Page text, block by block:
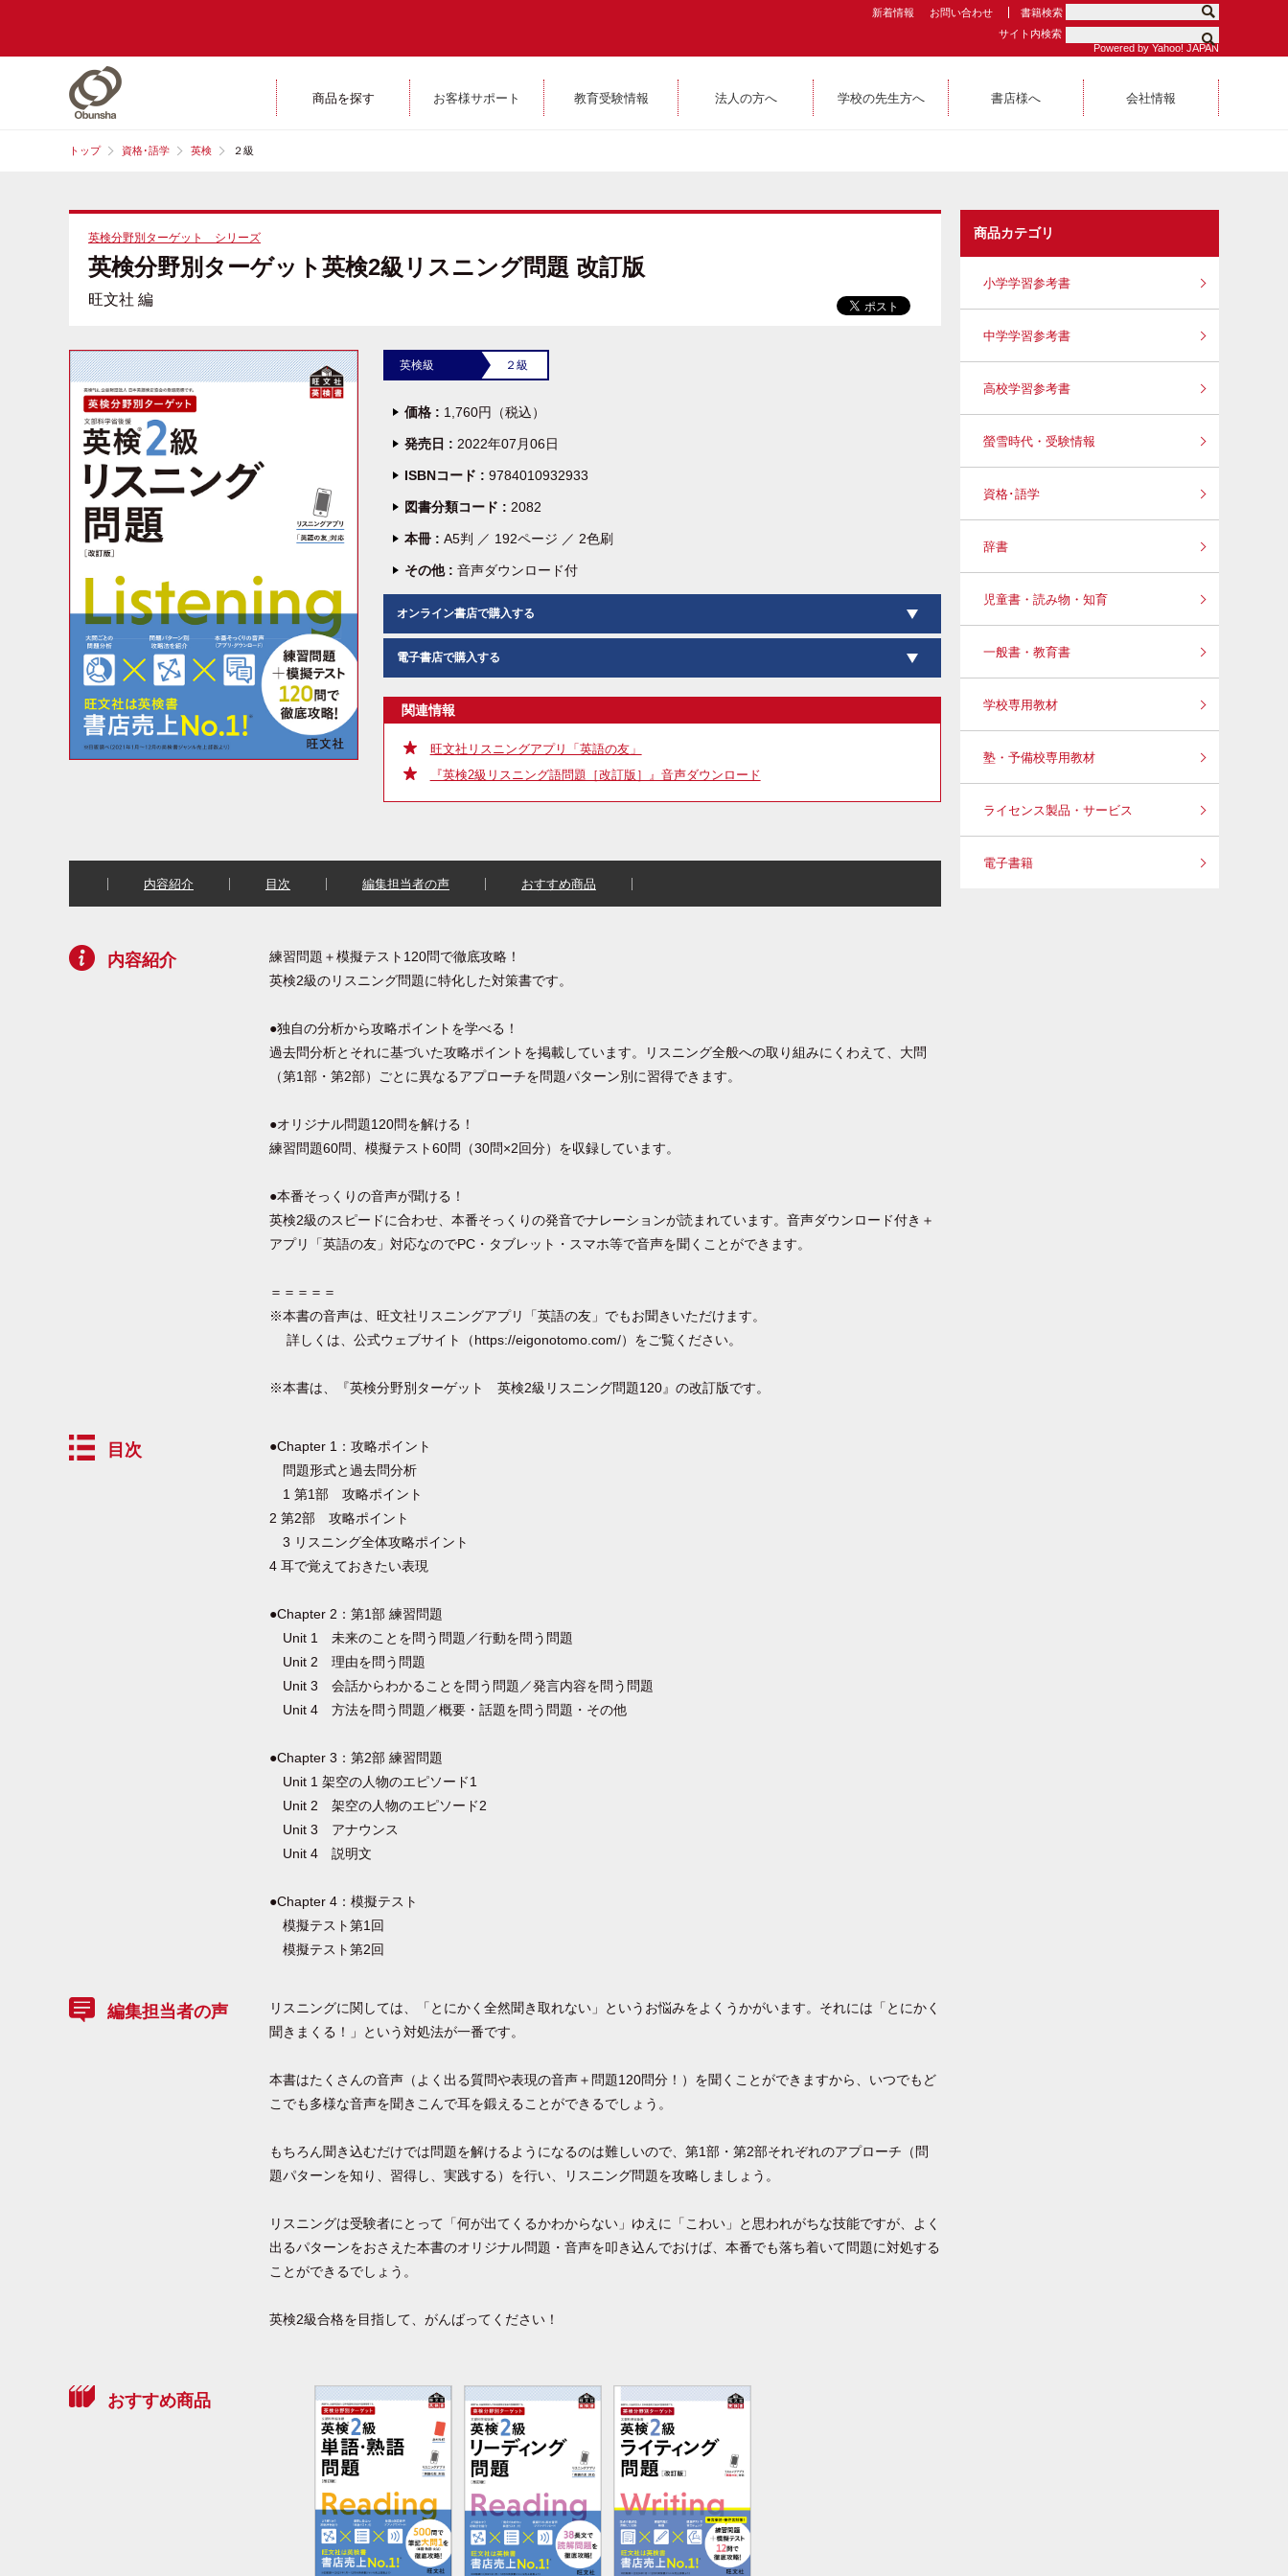
新着情報 お問い合わせ
書籍検索
サイト内検索
Powered by Yahoo! JAPAN
商品を探す お客様サポート 教育受験情報 法人の方へ 学校の先生方へ 書店様へ 会社情報
トップ 資格･語学 英検 ２級
英検分野別ターゲット シリーズ
英検分野別ターゲット英検2級リスニング問題 改訂版
旺文社 編
英検級 ２級
価格 : 1,760円（税込）
発売日 : 2022年07月06日
ISBNコード : 9784010932933
図書分類コード : 2082
本冊 : A5判 ／ 192ページ ／ 2色刷
その他 : 音声ダウンロード付
オンライン書店で購入する
電子書店で購入する
関連情報
旺文社リスニングアプリ「英語の友」
『英検2級リスニング語問題［改訂版］』音声ダウンロード
内容紹介 目次 編集担当者の声 おすすめ商品
内容紹介
練習問題＋模擬テスト120問で徹底攻略！
英検2級のリスニング問題に特化した対策書です。
●独自の分析から攻略ポイントを学べる！
過去問分析とそれに基づいた攻略ポイントを掲載しています。リスニング全般への取り組みにくわえて、大問
（第1部・第2部）ごとに異なるアプローチを問題パターン別に習得できます。
●オリジナル問題120問を解ける！
練習問題60問、模擬テスト60問（30問×2回分）を収録しています。
●本番そっくりの音声が聞ける！
英検2級のスピードに合わせ、本番そっくりの発音でナレーションが読まれています。音声ダウンロード付き＋
アプリ「英語の友」対応なのでPC・タブレット・スマホ等で音声を聞くことができます。
＝＝＝＝＝
※本書の音声は、旺文社リスニングアプリ「英語の友」でもお聞きいただけます。
詳しくは、公式ウェブサイト（https://eigonotomo.com/）をご覧ください。
※本書は、『英検分野別ターゲット 英検2級リスニング問題120』の改訂版です。
目次
●Chapter 1：攻略ポイント
問題形式と過去問分析
1 第1部 攻略ポイント
2 第2部 攻略ポイント
3 リスニング全体攻略ポイント
4 耳で覚えておきたい表現
●Chapter 2：第1部 練習問題
Unit 1 未来のことを問う問題／行動を問う問題
Unit 2 理由を問う問題
Unit 3 会話からわかることを問う問題／発言内容を問う問題
Unit 4 方法を問う問題／概要・話題を問う問題・その他
●Chapter 3：第2部 練習問題
Unit 1 架空の人物のエピソード1
Unit 2 架空の人物のエピソード2
Unit 3 アナウンス
Unit 4 説明文
●Chapter 4：模擬テスト
模擬テスト第1回
模擬テスト第2回
編集担当者の声
リスニングに関しては、「とにかく全然聞き取れない」というお悩みをよくうかがいます。それには「とにかく
聞きまくる！」という対処法が一番です。
本書はたくさんの音声（よく出る質問や表現の音声＋問題120問分！）を聞くことができますから、いつでもど
こでも多様な音声を聞きこんで耳を鍛えることができるでしょう。
もちろん聞き込むだけでは問題を解けるようになるのは難しいので、第1部・第2部それぞれのアプローチ（問
題パターンを知り、習得し、実践する）を行い、リスニング問題を攻略しましょう。
リスニングは受験者にとって「何が出てくるかわからない」ゆえに「こわい」と思われがちな技能ですが、よく
出るパターンをおさえた本書のオリジナル問題・音声を叩き込んでおけば、本番でも落ち着いて問題に対処する
ことができるでしょう。
英検2級合格を目指して、がんばってください！
おすすめ商品
商品カテゴリ
小学学習参考書
中学学習参考書
高校学習参考書
螢雪時代・受験情報
資格･語学
辞書
児童書・読み物・知育
一般書・教育書
学校専用教材
塾・予備校専用教材
ライセンス製品・サービス
電子書籍